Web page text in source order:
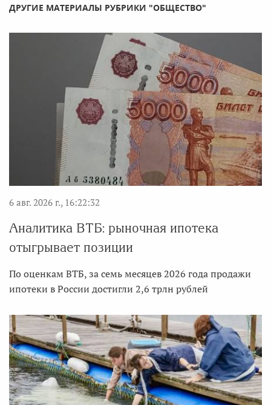
ДРУГИЕ МАТЕРИАЛЫ РУБРИКИ "ОБЩЕСТВО"
6 авг. 2026 г., 16:22:32
Аналитика ВТБ: рыночная ипотека
отыгрывает позиции
По оценкам ВТБ, за семь месяцев 2026 года продажи
ипотеки в России достигли 2,6 трлн рублей